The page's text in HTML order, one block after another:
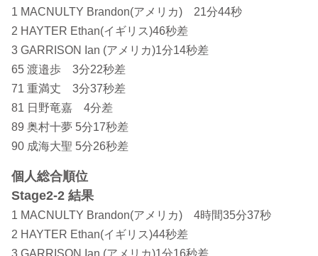
1 MACNULTY Brandon(アメリカ) 21分44秒
2 HAYTER Ethan(イギリス)46秒差
3 GARRISON Ian (アメリカ)1分14秒差
65 渡邉歩 3分22秒差
71 重満丈 3分37秒差
81 日野竜嘉 4分差
89 奥村十夢 5分17秒差
90 成海大聖 5分26秒差
個人総合順位
Stage2-2 結果
1 MACNULTY Brandon(アメリカ) 4時間35分37秒
2 HAYTER Ethan(イギリス)44秒差
3 GARRISON Ian (アメリカ)1分16秒差